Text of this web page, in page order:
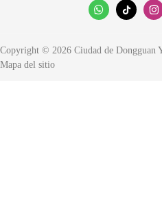
Copyright © 2026 Ciudad de Dongguan
Mapa del sitio